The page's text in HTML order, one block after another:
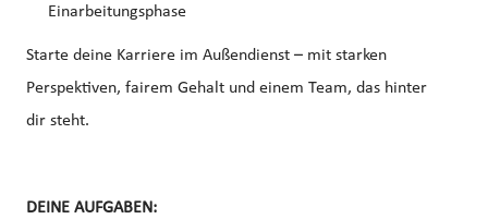
Einarbeitungsphase
Starte deine Karriere im Außendienst – mit starken
Perspektiven, fairem Gehalt und einem Team, das hinter
dir steht.
DEINE AUFGABEN: